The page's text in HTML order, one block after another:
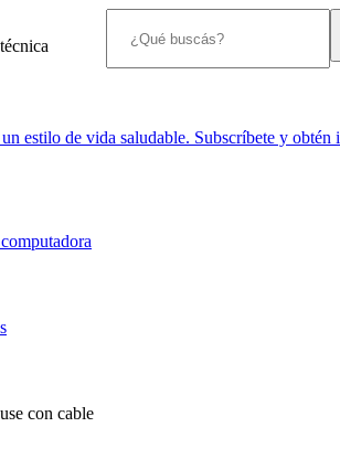
estilo de vida saludable. Subscríbete y
con cable